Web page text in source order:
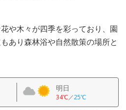
や木々が四季を彩っており、園
あり森林浴や自然散策の場所と
明日
34℃／25℃